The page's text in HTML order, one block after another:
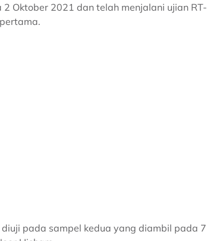
Oktober 2021 dan telah menjalani ujian RT-
pada sampel kedua yang diambil pada 7